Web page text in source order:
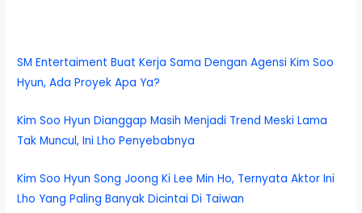
SM Entertaiment Buat Kerja Sama Dengan Agensi Kim Soo
Hyun, Ada Proyek Apa Ya?
Kim Soo Hyun Dianggap Masih Menjadi Trend Meski Lama
Tak Muncul, Ini Lho Penyebabnya
Kim Soo Hyun Song Joong Ki Lee Min Ho, Ternyata Aktor Ini
Lho Yang Paling Banyak Dicintai Di Taiwan